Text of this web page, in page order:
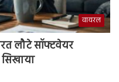
वायरल
लौटे सॉफ्टवेयर